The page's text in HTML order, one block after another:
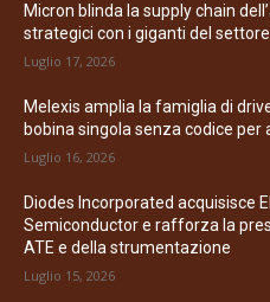
Micron blinda la supply chain
strategici con i giganti del settore
Luglio 17, 2026
Melexis amplia la famiglia di
bobina singola senza codice per
Luglio 16, 2026
Diodes Incorporated acquisisce
Semiconductor e rafforza la
ATE e della strumentazione
Luglio 15, 2026